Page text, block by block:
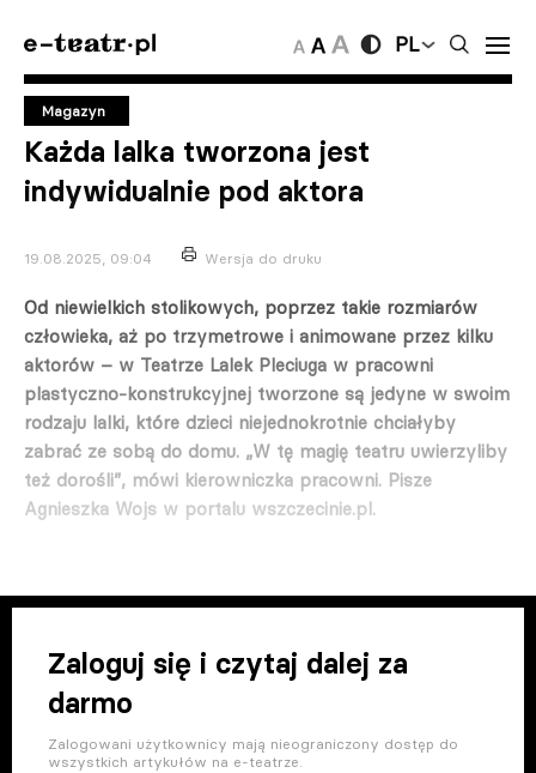
PL
Magazyn
Każda lalka tworzona jest
indywidualnie pod aktora
19.08.2025, 09:04 Wersja do druku
Od niewielkich stolikowych, poprzez takie rozmiarów
człowieka, aż po trzymetrowe i animowane przez kilku
aktorów – w Teatrze Lalek Pleciuga w pracowni
plastyczno-konstrukcyjnej tworzone są jedyne w swoim
rodzaju lalki, które dzieci niejednokrotnie chciałyby
zabrać ze sobą do domu. „W tę magię teatru uwierzyliby
też dorośli”, mówi kierowniczka pracowni. Pisze
Agnieszka Wojs w portalu wszczecinie.pl.
Zaloguj się i czytaj dalej za
darmo
Zalogowani użytkownicy mają nieograniczony dostęp do
wszystkich artykułów na e-teatrze.